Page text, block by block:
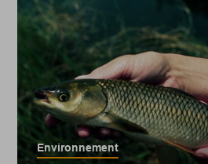
Environnement